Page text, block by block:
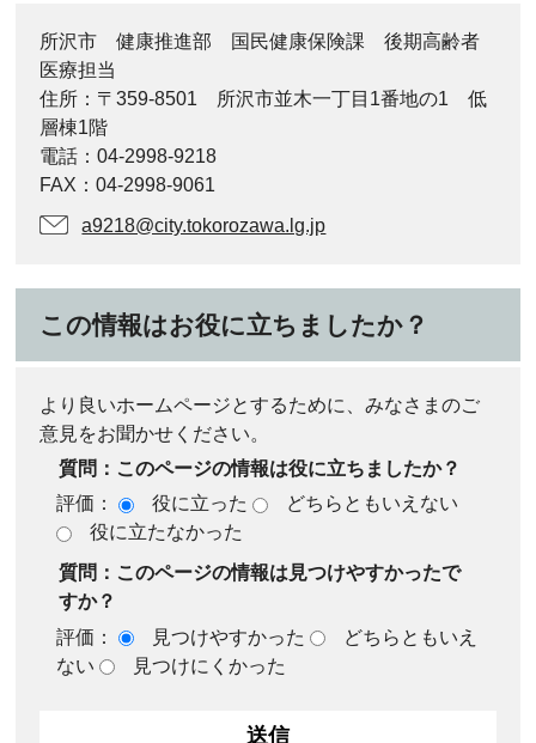
所沢市 健康推進部 国民健康保険課 後期高齢者
医療担当
住所：〒359-8501 所沢市並木一丁目1番地の1 低
層棟1階
電話：04-2998-9218
FAX：04-2998-9061
a9218@city.tokorozawa.lg.jp
この情報はお役に立ちましたか？
より良いホームページとするために、みなさまのご
意見をお聞かせください。
質問：このページの情報は役に立ちましたか？
評価：
役に立った
どちらともいえない
役に立たなかった
質問：このページの情報は見つけやすかったで
すか？
評価：
見つけやすかった
どちらともいえ
ない
見つけにくかった